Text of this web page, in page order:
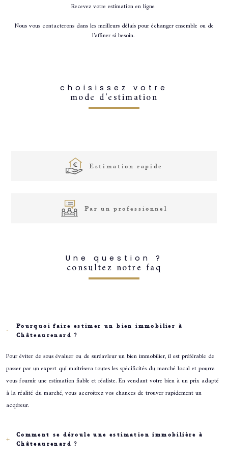
Recevez votre estimation en ligne
Nous vous contacterons dans les meilleurs délais pour échanger ensemble ou de
l'affiner si besoin.
choisissez votre
mode d'estimation
Estimation rapide
Par un professionnel
J'obtiens une estimation en 4
étapes
Fieldset
défaut
Je souhaite une estimation pour
louer mon bien
par
défaut
Je renseigne les informations de
mon bien
Sélectionnez le type de bien
Adresse du bien *
Date de disponibilité *
Une question ?
consultez notre faq
Pourquoi faire estimer un bien immobilier à
Châteaurenard ?
Pour éviter de sous évaluer ou de suréavleur un bien immobilier, il est préférable de
passer par un expert qui maitrisera toutes les spécificités du marché local et pourra
vous fournir une estimation fiable et réaliste. En vendant votre bien à un prix adapté
à la réalité du marché, vous accroitrez vos chances de trouver rapidement un
acqéreur.
Comment se déroule une estimation immobilière à
Châteaurenard ?